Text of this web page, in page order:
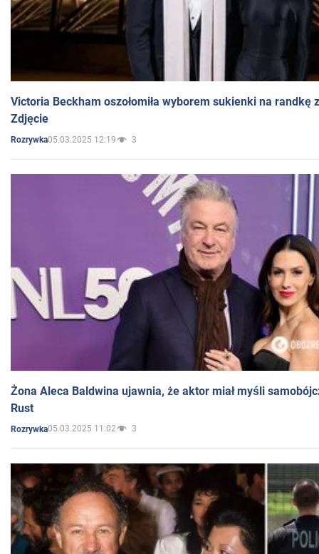
Victoria Beckham oszołomiła wyborem sukienki na randkę
Zdjęcie
Rozrywka05.03.2025 12:19 3
Żona Aleca Baldwina ujawnia, że aktor miał myśli
Rust
Rozrywka05.03.2025 11:02 3